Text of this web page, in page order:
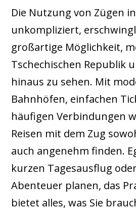
Die Nutzung von Zügen
unkompliziert,
großartige Möglichkeit,
Tschechischen Republik
hinaus zu sehen. Mit
Bahnhöfen, einfachen
häufigen Verbindungen
Reisen mit dem Zug
auch angenehm finden.
kurzen Tagesausflug
Abenteuer planen, das
bietet alles, was Sie